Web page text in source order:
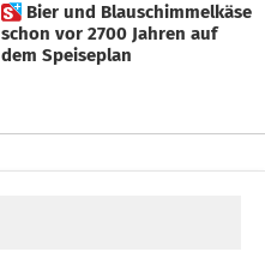
 Bier und Blauschimmelkäse
schon vor 2700 Jahren auf
dem Speiseplan